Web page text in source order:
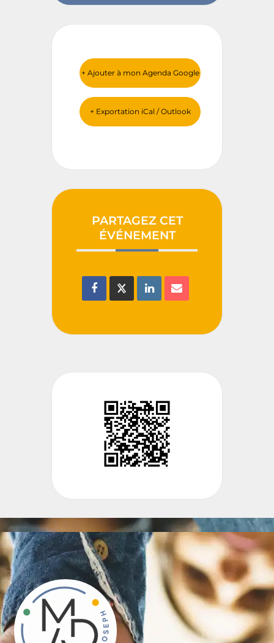
+ Ajouter à mon Agenda Google
+ Exportation iCal / Outlook
PARTAGEZ CET
ÉVÉNEMENT